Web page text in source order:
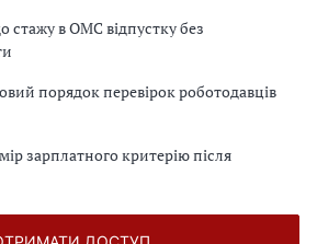
стажу в ОМС відпустку без
порядок перевірок роботодавців
зарплатного критерію після